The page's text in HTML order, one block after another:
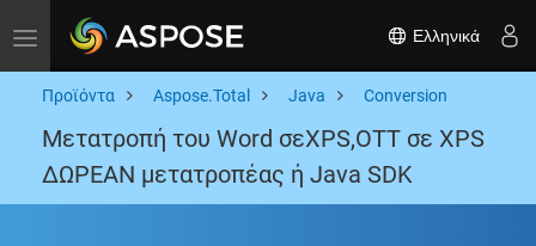
Toggle navigation Ελληνικά
Προϊόντα Aspose.Total Java Conversion
Μετατροπή του Word σεXPS,OTT σε XPS
ΔΩΡΕΑΝ μετατροπέας ή Java SDK